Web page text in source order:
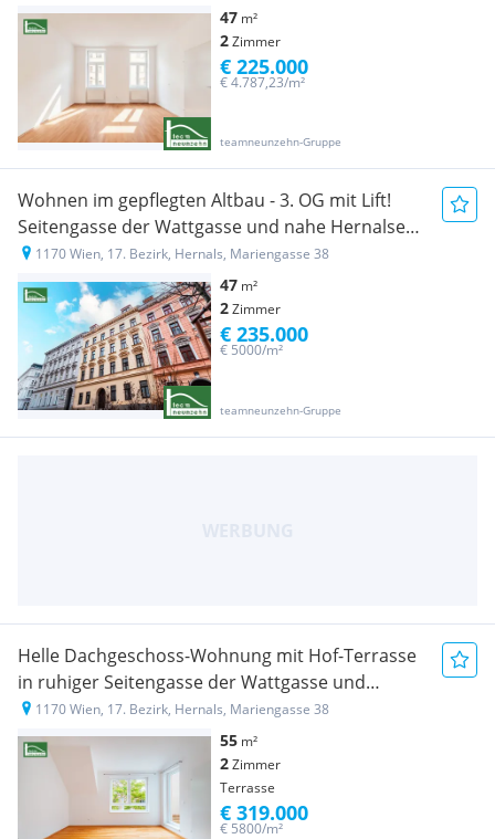
47 m²
2Zimmer
teamneunzehn-Gruppe
€ 4.787,23/m²
€ 225.000
Wohnen im gepflegten Altbau - 3. OG mit Lift!
Seitengasse der Wattgasse und nahe Hernalser
Hauptstraße
1170 Wien, 17. Bezirk, Hernals, Mariengasse 38
47 m²
2Zimmer
teamneunzehn-Gruppe
€ 5000/m²
€ 235.000
Helle Dachgeschoss-Wohnung mit Hof-Terrasse
in ruhiger Seitengasse der Wattgasse und
Hernalser Hauptstraße
1170 Wien, 17. Bezirk, Hernals, Mariengasse 38
55 m²
2Zimmer
Terrasse
€ 5800/m²
€ 319.000